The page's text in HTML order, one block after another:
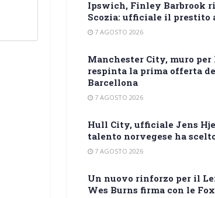
Ipswich, Finley Barbrook
Scozia: ufficiale il prestito
7 AGOSTO 2026
Manchester City, muro per
respinta la prima offerta
Barcellona
7 AGOSTO 2026
Hull City, ufficiale Jens
talento norvegese ha
7 AGOSTO 2026
Un nuovo rinforzo per il
Wes Burns firma con le